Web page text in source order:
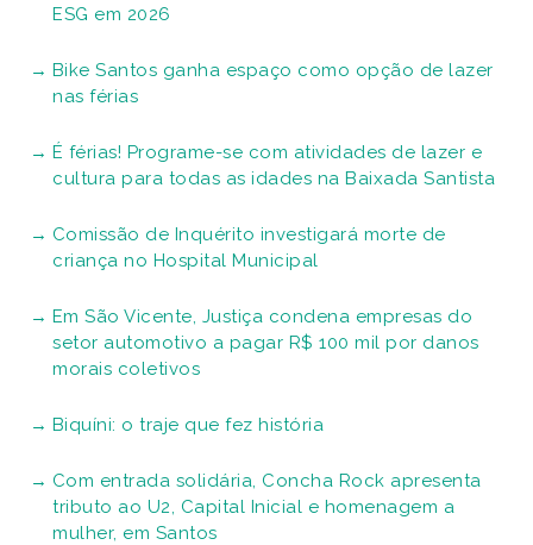
ESG em 2026
Bike Santos ganha espaço como opção de lazer
nas férias
É férias! Programe-se com atividades de lazer e
cultura para todas as idades na Baixada Santista
Comissão de Inquérito investigará morte de
criança no Hospital Municipal
Em São Vicente, Justiça condena empresas do
setor automotivo a pagar R$ 100 mil por danos
morais coletivos
Biquíni: o traje que fez história
Com entrada solidária, Concha Rock apresenta
tributo ao U2, Capital Inicial e homenagem a
mulher, em Santos